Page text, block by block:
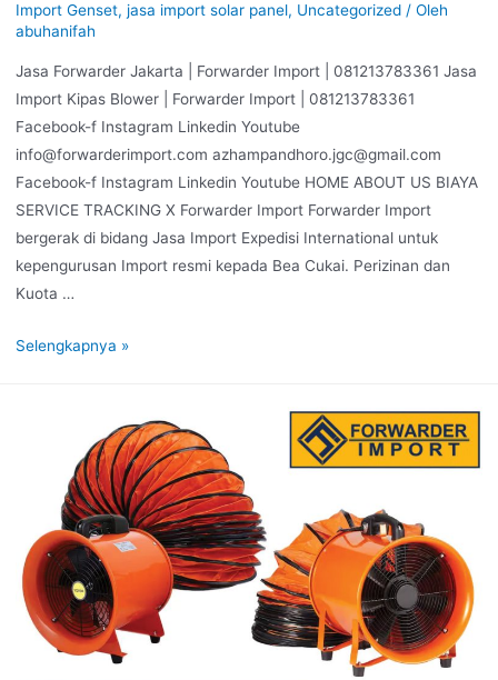
Import Genset, jasa import solar panel, Uncategorized/ Oleh
abuhanifah
Jasa Forwarder Jakarta | Forwarder Import | 081213783361 Jasa
Import Kipas Blower | Forwarder Import | 081213783361
Facebook-f Instagram Linkedin Youtube
info@forwarderimport.com azhampandhoro.jgc@gmail.com
Facebook-f Instagram Linkedin Youtube HOME ABOUT US BIAYA
SERVICE TRACKING X Forwarder Import Forwarder Import
bergerak di bidang Jasa Import Expedisi International untuk
kepengurusan Import resmi kepada Bea Cukai. Perizinan dan
Kuota …
Selengkapnya »